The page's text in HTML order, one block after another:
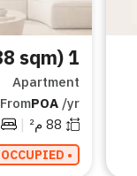
1 Bedroom Apartment (88 sqm)
Apartment
FromPOA /yr
88 م² |
• FULLY OCCUPIED